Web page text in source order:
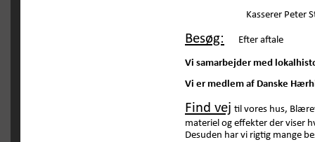
Kasserer Peter
Besøg: Efter aftale
Vi samarbejder med
Vi er medlem af Danske
Find vej til vores hus,
materiel og effekter der viser
Desuden har vi rigtig mange